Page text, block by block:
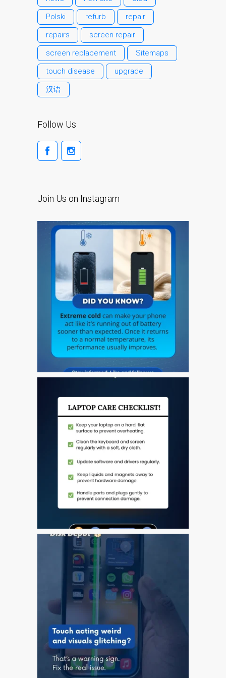
Testimonial cliente
¿Por qué confiar Mac
Repair con su Apple?
Fair-Priced Diagnostic
Charges
fr (Français)
Les réparations pour
l’iPhone d’Apple
Les réparations pour la
série Apple MacBook
Écran sombre sur
MacBook, MacBook Pro,
MacBook Air et MacBook
Neo
Ordinateurs Apple Mac
reconditionnés à Dundee
Pourquoi faire confiance à
Mac réparation avec votre
Remplacement de la
batterie pour votre iPhone
et iPad
Réparation Apple iPad
Tablet
Réparation d’écran fissuré
pour Apple MacBook à
Dundee – modèles Pro,
Réparation d’iPod à
Dundee
Réparation de Mac
(macOS et OS X)
Service de réparation
rapide
Here’s the Problem with
“Facebook Repairs”
High-Speed Guaranteed
Service Options
Polski
refurb
repair
repairs
screen repair
screen replacement
Sitemaps
touch disease
upgrade
汉语
Follow Us
Join Us on Instagram